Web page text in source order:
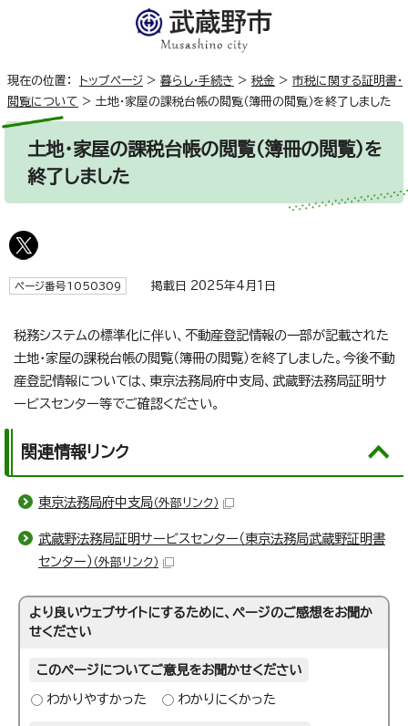
現在の位置： トップページ > 暮らし・手続き > 税金 > 市税に関する証明書・
閲覧について
> 土地・家屋の課税台帳の閲覧（簿冊の閲覧）を終了しました
土地・家屋の課税台帳の閲覧（簿冊の閲覧）を
終了しました
ページ番号1050309 掲載日 2025年4月1日
税務システムの標準化に伴い、不動産登記情報の一部が記載された
土地・家屋の課税台帳の閲覧（簿冊の閲覧）を終了しました。今後不動
産登記情報については、東京法務局府中支局、武蔵野法務局証明サ
ービスセンター等でご確認ください。
関連情報リンク
東京法務局府中支局（外部リンク）
武蔵野法務局証明サービスセンター（東京法務局武蔵野証明書
センター） （外部リンク）
より良いウェブサイトにするために、ページのご感想をお聞か
せください
このページについてご意見をお聞かせください
わかりやすかった わかりにくかった